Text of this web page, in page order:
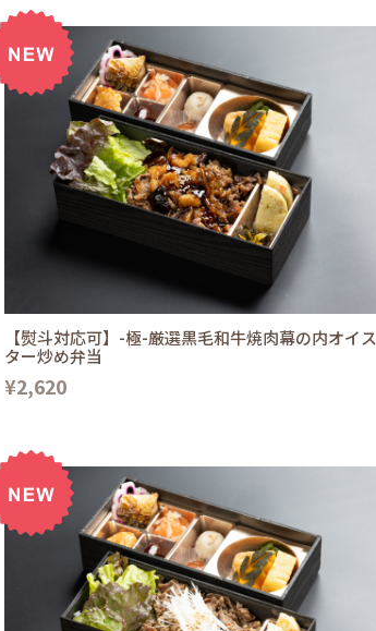
【熨斗対応可】-極-厳選黒毛和牛焼肉幕の内オイス
ター炒め弁当
¥2,620